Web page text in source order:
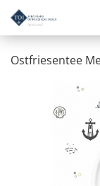
Ostfriesentee